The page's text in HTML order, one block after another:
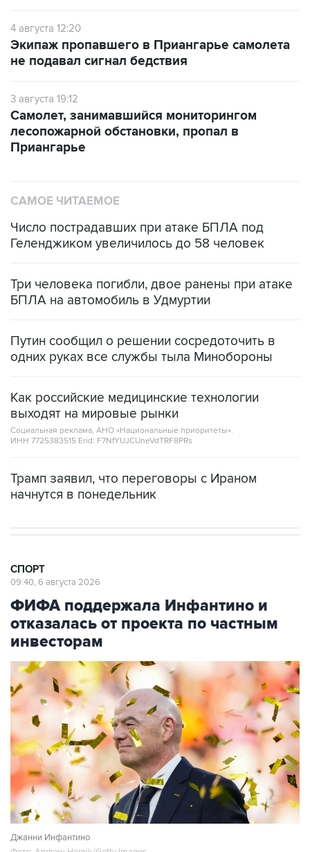
4 августа 12:20
Экипаж пропавшего в Приангарье самолета
не подавал сигнал бедствия
3 августа 19:12
Самолет, занимавшийся мониторингом
лесопожарной обстановки, пропал в
Приангарье
САМОЕ ЧИТАЕМОЕ
Число пострадавших при атаке БПЛА под
Геленджиком увеличилось до 58 человек
Три человека погибли, двое ранены при атаке
БПЛА на автомобиль в Удмуртии
Путин сообщил о решении сосредоточить в
одних руках все службы тыла Минобороны
Как российские медицинские технологии
выходят на мировые рынки
Социальная реклама, АНО «Национальные приоритеты».
ИНН 7725383515 Erid: F7NfYUJCUneVdTRF8PRs
Трамп заявил, что переговоры с Ираном
начнутся в понедельник
СПОРТ
09:40, 6 августа 2026
ФИФА поддержала Инфантино и
отказалась от проекта по частным
инвесторам
Джанни Инфантино